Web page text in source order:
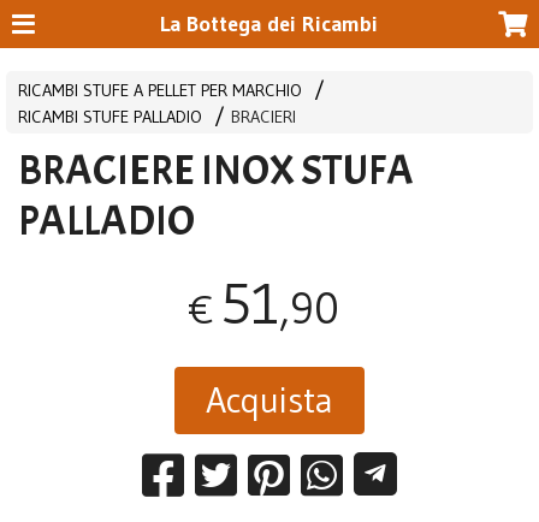
La Bottega dei Ricambi
RICAMBI STUFE A PELLET PER MARCHIO
RICAMBI STUFE PALLADIO
BRACIERI
BRACIERE INOX STUFA
PALLADIO
€ 51,90
Acquista